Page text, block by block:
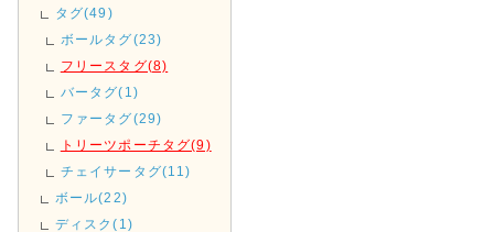
タグ(49)
ボールタグ(23)
フリースタグ(8)
バータグ(1)
ファータグ(29)
トリーツポーチタグ(9)
チェイサータグ(11)
ボール(22)
ディスク(1)